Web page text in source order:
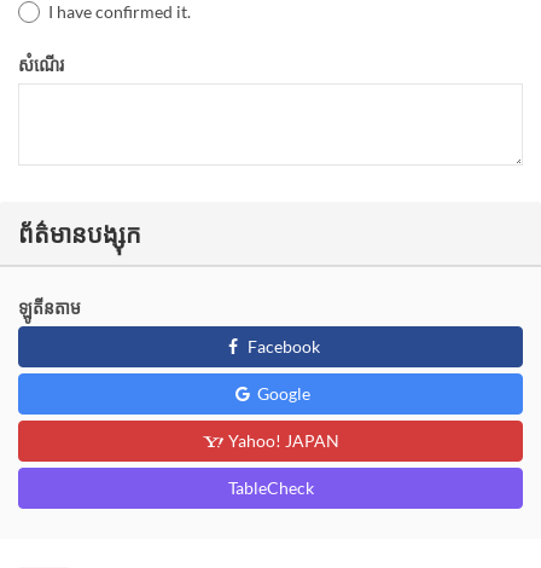
I have confirmed it.
សំណើរ
ព័ត៌មានបង្សុក
ឡូតីនតាម
Facebook
Google
Yahoo! JAPAN
TableCheck